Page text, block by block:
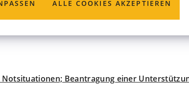
ALLE COOKIES AKZEPTIEREN
Beantragung einer